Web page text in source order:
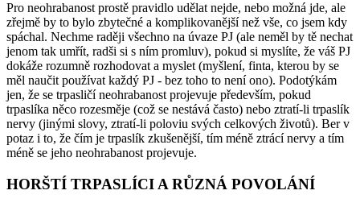
Pro neohrabanost prostě pravidlo udělat nejde, nebo možná jde, ale
zřejmě by to bylo zbytečné a komplikovanější než vše, co jsem kdy
spáchal. Nechme raději všechno na úvaze PJ (ale neměl by tě nechat
jenom tak umřít, radši si s ním promluv), pokud si myslíte, že váš PJ
dokáže rozumně rozhodovat a myslet (myšlení, finta, kterou by se
měl naučit používat každý PJ - bez toho to není ono). Podotýkám
jen, že se trpasličí neohrabanost projevuje především, pokud
trpaslíka něco rozesměje (což se nestává často) nebo ztratí-li trpaslík
nervy (jinými slovy, ztratí-li poloviu svých celkových životů). Ber v
potaz i to, že čím je trpaslík zkušenější, tím méně ztrácí nervy a tím
méně se jeho neohrabanost projevuje.
HORŠTÍ TRPASLÍCI A RŮZNÁ POVOLÁNÍ